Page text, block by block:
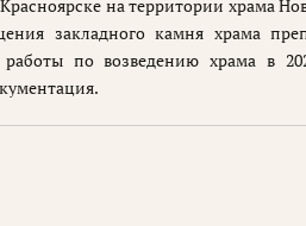
Красноярске на территории храма
закладного камня храма
по возведению храма в